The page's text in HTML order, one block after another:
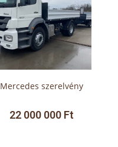
Mercedes szerelvény
22 000 000 Ft